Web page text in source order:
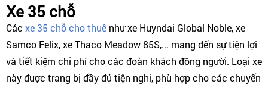
Xe 35 chỗ
Các xe 35 chỗ cho thuê như xe Huyndai Global Noble, xe
Samco Felix, xe Thaco Meadow 85S,... mang đến sự tiện lợi
và tiết kiệm chi phí cho các đoàn khách đông người. Loại xe
này được trang bị đầy đủ tiện nghi, phù hợp cho các chuyến